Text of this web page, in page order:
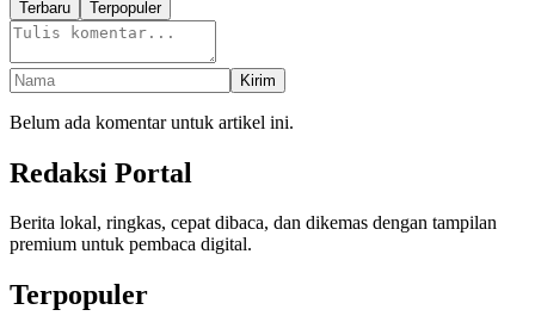
Terbaru Terpopuler
Kirim
Belum ada komentar untuk artikel ini.
Redaksi Portal
Berita lokal, ringkas, cepat dibaca, dan dikemas dengan tampilan
premium untuk pembaca digital.
Terpopuler